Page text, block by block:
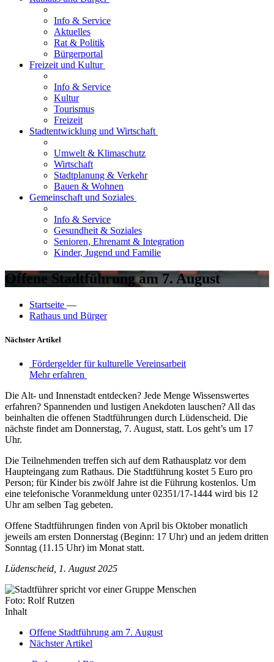
Info & Service
Aktuelles
Rat & Politik
Bürgerportal
Freizeit und Kultur
Info & Service
Kultur
Tourismus
Freizeit
Stadtentwicklung und Wirtschaft
Umwelt & Klimaschutz
Wirtschaft
Stadtplanung & Verkehr
Bauen & Wohnen
Gemeinschaft und Soziales
Info & Service
Gesundheit & Soziales
Senioren, Ehrenamt & Integration
Kinder, Jugend und Familie
Offene Stadtführung am 7. August
Startseite —
Rathaus und Bürger
Nächster Artikel
Fördergelder für kulturelle Vereinsarbeit
Mehr erfahren
Die Alt- und Innenstadt entdecken? Jede Menge Wissenswertes
erfahren? Spannenden und lustigen Anekdoten lauschen? All das
beinhalten die offenen Stadtführungen durch Lüdenscheid. Die
nächste findet am Donnerstag, 7. August, statt. Los geht’s um 17
Uhr.
Die Teilnehmenden treffen sich auf dem Rathausplatz vor dem
Haupteingang zum Rathaus. Die Stadtführung kostet 5 Euro pro
Person; für Kinder bis zwölf Jahre ist die Führung kostenlos. Um
eine telefonische Voranmeldung unter 02351/17-1444 wird bis 12
Uhr am selben Tag gebeten.
Offene Stadtführungen finden von April bis Oktober monatlich
jeweils am ersten Donnerstag (Beginn: 17 Uhr) und an jedem dritten
Sonntag (11.15 Uhr) im Monat statt.
Lüdenscheid, 1. August 2025
Foto: Rolf Rutzen
Inhalt
Offene Stadtführung am 7. August
Nächster Artikel